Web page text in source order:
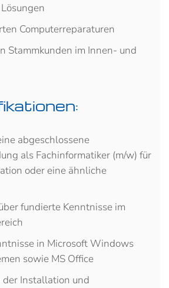
Computerreparaturen
Stammkunden im Innen- und
abgeschlossene
als Fachinformatiker (m/w) für
oder eine ähnliche
fundierte Kenntnisse im
in Microsoft Windows
sowie MS Office
der Installation und